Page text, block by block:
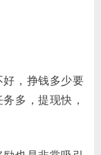
，挣钱多少要
多，提现快，